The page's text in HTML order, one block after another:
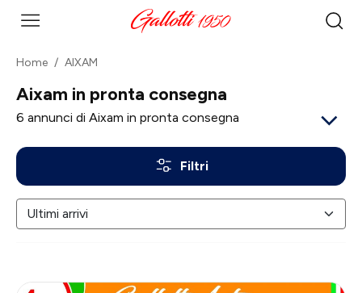
Home AIXAM
Aixam in pronta consegna
6 annunci di Aixam in pronta consegna
Filtri